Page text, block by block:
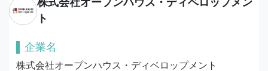
株式会社オープンハウス・ディベロップメン
ト
企業名
株式会社オープンハウス・ディベロップメント